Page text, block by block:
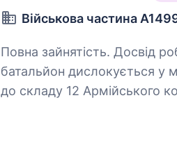
Військова частина
Повна зайнятість. Досвід роботи від 1 року.
батальйон дислокується у
до складу 12 Армійського